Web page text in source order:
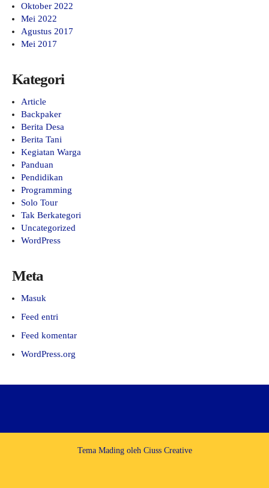
Oktober 2022
Mei 2022
Agustus 2017
Mei 2017
Kategori
Article
Backpaker
Berita Desa
Berita Tani
Kegiatan Warga
Panduan
Pendidikan
Programming
Solo Tour
Tak Berkategori
Uncategorized
WordPress
Meta
Masuk
Feed entri
Feed komentar
WordPress.org
Tema Mading oleh Ciuss Creative